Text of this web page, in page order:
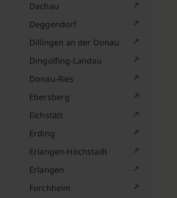
Dachau
Deggendorf
Dillingen an der Donau
Dingolfing-Landau
Donau-Ries
Ebersberg
Eichstätt
Erding
Erlangen-Höchstadt
Erlangen
Forchheim